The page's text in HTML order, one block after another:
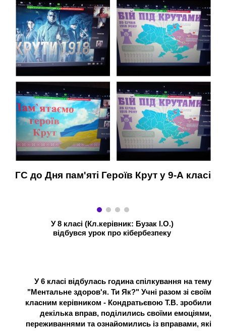
ГС до Дня пам'яті Героїв Крут у 9-А класі
У 8 класі (Кл.керівник: Бузак І.О.)
відбувся урок про кібербезпеку
У 6 класі відбулась година спілкування на тему
"Ментальне здоров'я. Ти Як?" Учні разом зі своїм
класним керівником - Кондратьєвою Т.В. зробили
декілька вправ, поділились своїми емоціями,
переживаннями та ознайомились із вправами, які